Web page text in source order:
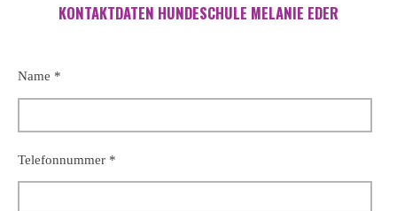
KONTAKTDATEN HUNDESCHULE MELANIE EDER
Name *
Telefonnummer *